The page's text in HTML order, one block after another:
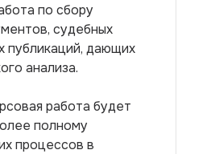
по сбору
судебных
публикаций, дающих
анализа.
работа будет
полному
процессов в